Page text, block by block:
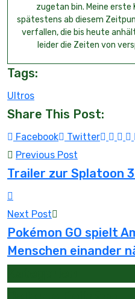
zugetan bin. Meine erste
spätestens ab diesem
verfallen, die bis heute
leider die Zeiten von
Tags:
Ultros
Share This Post:
Facebook Twitter
Previous Post
Trailer zur Splatoon
Next Post
Pokémon GO spielt
Menschen einander